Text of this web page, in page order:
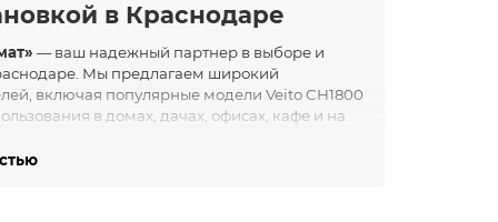
в Краснодаре
— ваш надежный партнер в выборе и
Мы предлагаем широкий
включая популярные модели Veito CH1800
в домах, дачах, офисах, кафе и на